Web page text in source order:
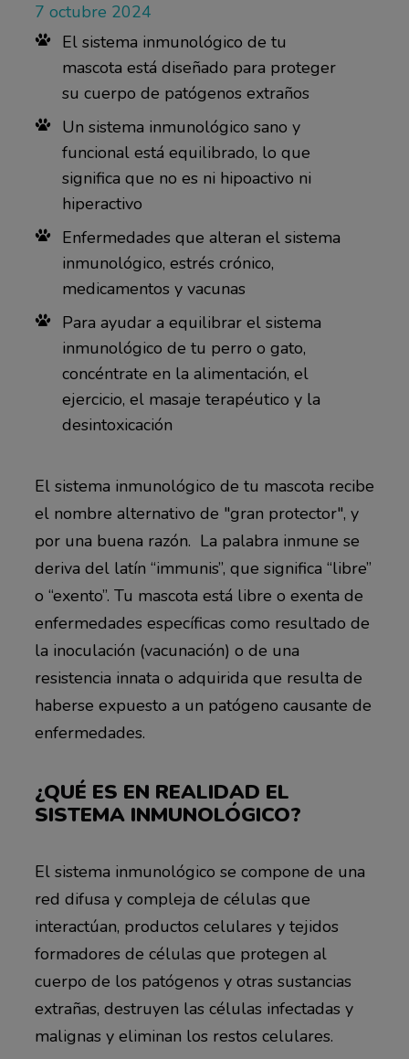
7 octubre 2024
El sistema inmunológico de tu
mascota está diseñado para proteger
su cuerpo de patógenos extraños
Un sistema inmunológico sano y
funcional está equilibrado, lo que
significa que no es ni hipoactivo ni
hiperactivo
Enfermedades que alteran el sistema
inmunológico, estrés crónico,
medicamentos y vacunas
Para ayudar a equilibrar el sistema
inmunológico de tu perro o gato,
concéntrate en la alimentación, el
ejercicio, el masaje terapéutico y la
desintoxicación
El sistema inmunológico de tu mascota recibe
el nombre alternativo de "gran protector", y
por una buena razón. La palabra inmune se
deriva del latín “immunis”, que significa “libre”
o “exento”. Tu mascota está libre o exenta de
enfermedades específicas como resultado de
la inoculación (vacunación) o de una
resistencia innata o adquirida que resulta de
haberse expuesto a un patógeno causante de
enfermedades.
¿QUÉ ES EN REALIDAD EL
SISTEMA INMUNOLÓGICO?
El sistema inmunológico se compone de una
red difusa y compleja de células que
interactúan, productos celulares y tejidos
formadores de células que protegen al
cuerpo de los patógenos y otras sustancias
extrañas, destruyen las células infectadas y
malignas y eliminan los restos celulares.